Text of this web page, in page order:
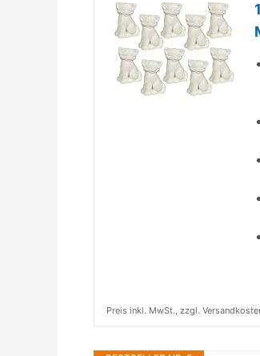
Preis inkl. MwSt., zzgl.